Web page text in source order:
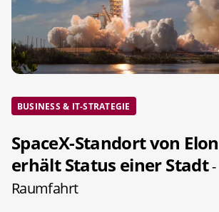
BUSINESS & IT-STRATEGIE
SpaceX-Standort von
erhält Status einer Stadt-
Raumfahrt